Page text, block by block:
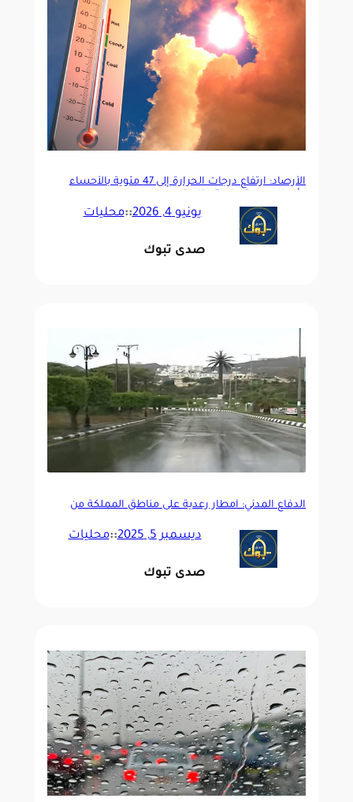
الأرصاد: ارتفاع درجات الحرارة إلى 47 مئوية بالأحساء
يونيو 4, 2026 ::محليات
صدى تبوك
الدفاع المدني: أمطار رعدية على مناطق المملكة من
ديسمبر 5, 2025 ::محليات
صدى تبوك